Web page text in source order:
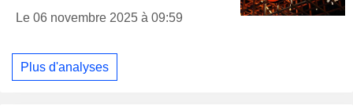
Le 06 novembre 2025 à 09:59
Plus d'analyses